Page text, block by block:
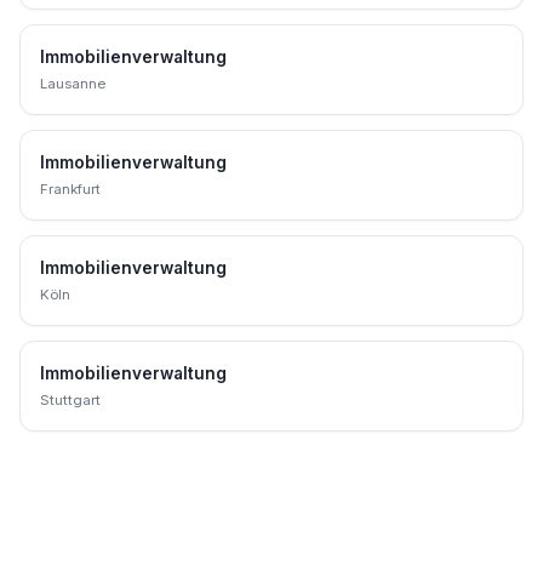
Immobilienverwaltung
Lausanne
Immobilienverwaltung
Frankfurt
Immobilienverwaltung
Köln
Immobilienverwaltung
Stuttgart